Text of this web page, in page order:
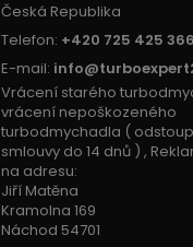
Česká Republika
Telefon: +420 725 425 366
E-mail:
Vrácení starého
vrácení nepoškozeného
turbodmychadla (
smlouvy do 14 dnů ) ,
na adresu:
Jiří Matěna
Kramolna 169
Náchod 54701